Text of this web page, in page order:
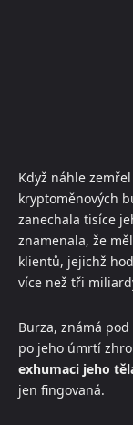
Když náhle
kryptoměnových
zanechala tisíce
znamenala, že
klientů, jejichž
více než tři
Burza, známá
po jeho úmrtí
exhumaci jeho
jen fingovaná.